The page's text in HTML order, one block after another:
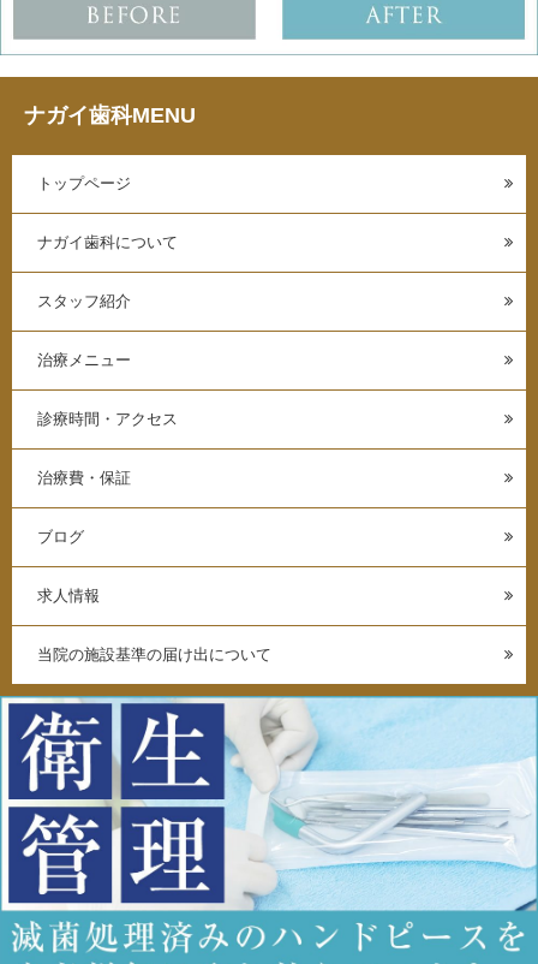
ナガイ歯科MENU
トップページ
ナガイ歯科について
スタッフ紹介
治療メニュー
診療時間・アクセス
治療費・保証
ブログ
求人情報
当院の施設基準の届け出について